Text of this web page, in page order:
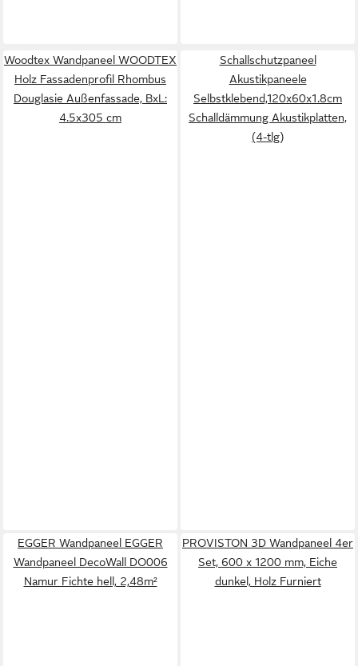
Woodtex Wandpaneel WOODTEX
Holz Fassadenprofil Rhombus
Douglasie Außenfassade, BxL:
4.5x305 cm
Schallschutzpaneel
Akustikpaneele
Selbstklebend,120x60x1.8cm
Schalldämmung Akustikplatten,
(4-tlg)
EGGER Wandpaneel EGGER
Wandpaneel DecoWall DO006
Namur Fichte hell, 2,48m²
PROVISTON 3D Wandpaneel 4er
Set, 600 x 1200 mm, Eiche
dunkel, Holz Furniert